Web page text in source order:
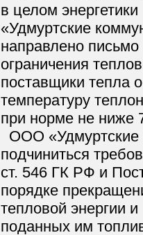
в целом
«Удмуртские
направлено
ограничения
поставщики тепла
температуру
при норме не ниже
ООО «Удмуртские
подчиниться
ст. 546 ГК РФ и
порядке
тепловой энергии
поданных им